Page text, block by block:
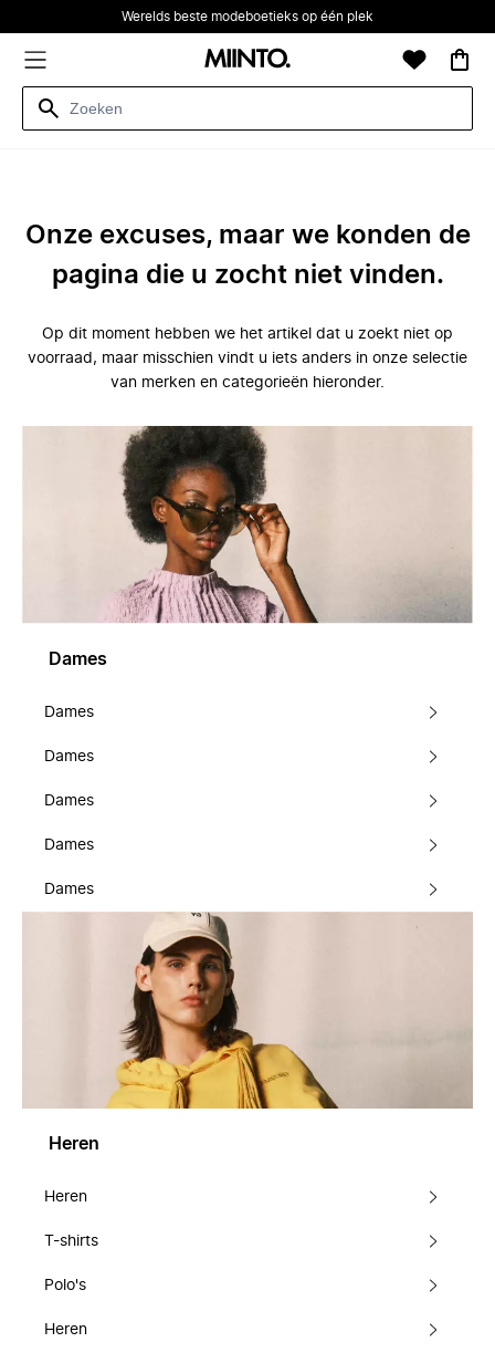
Werelds beste modeboetieks op één plek
Onze excuses, maar we konden de
pagina die u zocht niet vinden.
Op dit moment hebben we het artikel dat u zoekt niet op
voorraad, maar misschien vindt u iets anders in onze selectie
van merken en categorieën hieronder.
Dames
Dames
Dames
Dames
Dames
Dames
Heren
Heren
T-shirts
Polo's
Heren